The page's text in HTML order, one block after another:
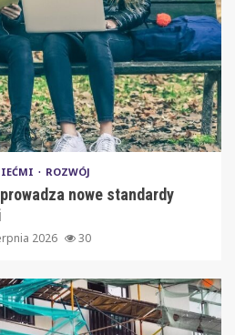
ROZWÓJ
nowe standardy
2026 30